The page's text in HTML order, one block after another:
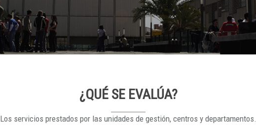
¿QUÉ SE EVALÚA?
Los servicios prestados por las unidades de gestión, centros y departamentos.